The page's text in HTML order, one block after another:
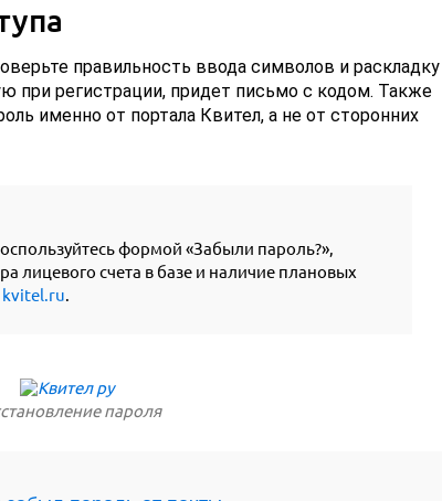
правильность ввода символов и раскладку
при регистрации, придет письмо с кодом. Также
именно от портала Квител, а не от сторонних
формой «Забыли пароль?»,
лицевого счета в базе и наличие плановых
kvitel.ru.
пароля